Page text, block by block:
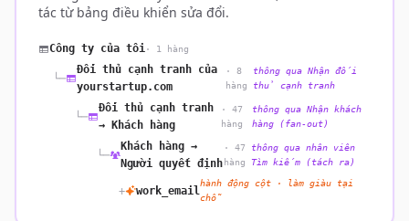
tác từ bảng điều khiển sửa đổi.
Công ty của tôi· 1 hàng
└─
Đối thủ cạnh tranh của
yourstartup.com
· 8
hàng
thông qua Nhận đối
thủ cạnh tranh
└─
Đối thủ cạnh tranh
→ Khách hàng
· 47
hàng
thông qua Nhận khách
hàng (fan-out)
└─
Khách hàng →
Người quyết định
· 47
hàng
thông qua nhân viên
Tìm kiếm (tách ra)
+ work_email
hành động cột · làm giàu tại
chỗ